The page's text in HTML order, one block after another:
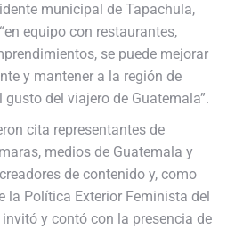
municipal de Tapachula,
equipo con restaurantes,
se puede mejorar
y mantener a la región de
del viajero de Guatemala”.
cita representantes de
medios de Guatemala y
de contenido y, como
la Política Exterior Feminista del
y contó con la presencia de